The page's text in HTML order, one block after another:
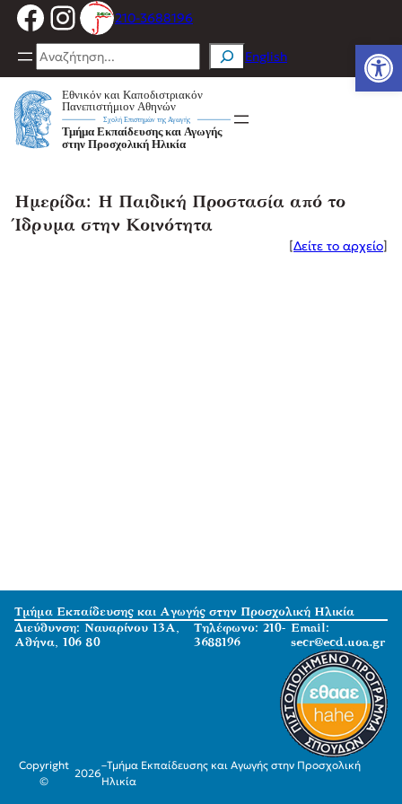
Μετάβαση
στο
περιεχόμενο
Facebook
Instagram
210-3688196
Search English
Ημερίδα: Η Παιδική Προστασία από το
Ίδρυμα στην Κοινότητα
[Δείτε το αρχείο]
Τμήμα Εκπαίδευσης και Αγωγής στην Προσχολική Ηλικία
Διεύθυνση: Ναυαρίνου 13Α,
Αθήνα, 106 80
Τηλέφωνο: 210-
3688196
Email:
secr@ecd.uoa.gr
Copyright
©
2026
–Τμήμα Εκπαίδευσης και Αγωγής στην Προσχολική
Ηλικία